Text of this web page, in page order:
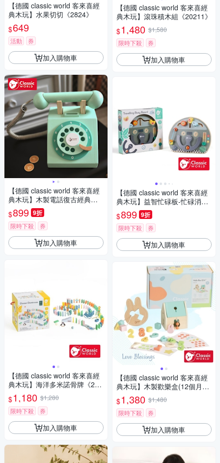
【德國 classic world 客來喜經
典木玩】水果切切《2824》
$649
活動 券
加入購物車
【德國 classic world 客來喜經
典木玩】木製電話復古經典款
《50551》
$899 9折
限時下殺 券
加入購物車
【德國 classic world 客來喜經
典木玩】海洋多米諾骨牌《202
20》
$1,180 $1,280
限時下殺
券
加入購物車
【德國 classic world 客來喜經
典木玩】滾珠積木組《20211》
$1,480 $1,580
限時下殺
券
加入購物車
【德國 classic world 客來喜經
典木玩】益智忙碌板-忙碌消防
車/開車去旅行/火箭大冒險
$899 9折
限時下殺 券
加入購物車
【德國 classic world 客來喜經
典木玩】木製歡樂盒(12個月+)
《10029》週歲禮物最棒選擇
$1,380 $1,480
限時下殺
券
加入購物車